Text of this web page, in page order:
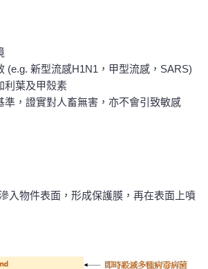
(e.g. 新型流感H1N1，甲型流感，SARS)
利葉及甲殼素
準，證實對人畜無害，亦不會引致敏感
入物件表面，形成保護膜，再在表面上噴